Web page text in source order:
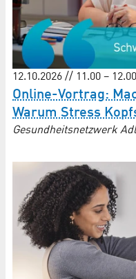
12.10.2026 // 11.00 – 12.00
Online-Vortrag:
Warum Stress
Gesundheitsnetzwerk